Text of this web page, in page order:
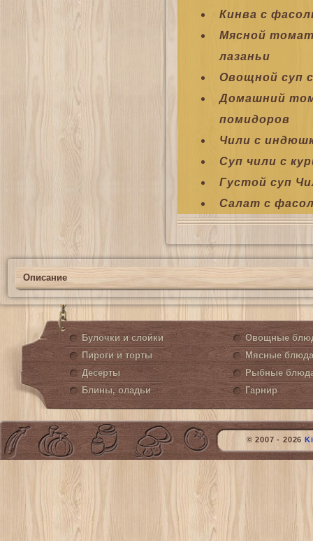
Кинва с
Мясной
лазаньи
Овощной суп
Домашний
помидоров
Чили с
Суп чили с
Густой суп
Салат с
Описание
Булочки и слойки
Пироги и торты
Десерты
Блины, оладьи
Овощные
Мясные блюда
Рыбные
Гарнир
© 2007 - 2026